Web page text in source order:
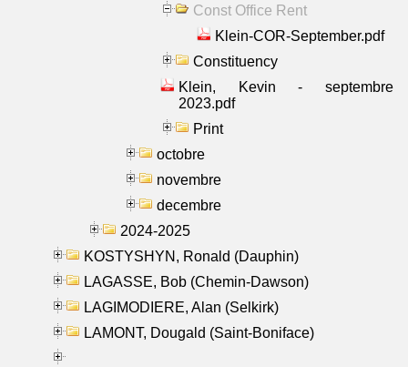
Const Office Rent
Klein-COR-September.pdf
Constituency
Klein, Kevin - septembre
2023.pdf
Print
octobre
novembre
decembre
2024-2025
KOSTYSHYN, Ronald (Dauphin)
LAGASSE, Bob (Chemin-Dawson)
LAGIMODIERE, Alan (Selkirk)
LAMONT, Dougald (Saint-Boniface)